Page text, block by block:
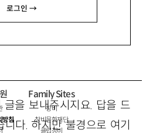
로그인 →
글을 보내주시지요. 답을 드
니다. 하지만 불경으로 여기
방침
Family Sites
창비
창비문화재단
클럽창비